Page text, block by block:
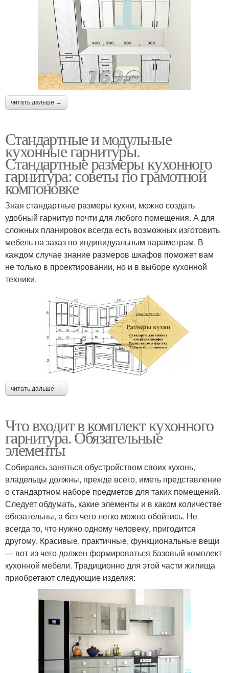
читать дальше →
Стандартные и модульные
кухонные гарнитуры.
Стандартные размеры кухонного
гарнитура: советы по грамотной
компоновке
Зная стандартные размеры кухни, можно создать
удобный гарнитур почти для любого помещения. А для
сложных планировок всегда есть возможных изготовить
мебель на заказ по индивидуальным параметрам. В
каждом случае знание размеров шкафов поможет вам
не только в проектировании, но и в выборе кухонной
техники.
читать дальше →
Что входит в комплект кухонного
гарнитура. Обязательные
элементы
Собираясь заняться обустройством своих кухонь,
владельцы должны, прежде всего, иметь представление
о стандартном наборе предметов для таких помещений.
Следует обдумать, какие элементы и в каком количестве
обязательны, а без чего легко можно обойтись. Не
всегда то, что нужно одному человеку, пригодится
другому. Красивые, практичные, функциональные вещи
— вот из чего должен формироваться базовый комплект
кухонной мебели. Традиционно для этой части жилища
приобретают следующие изделия: